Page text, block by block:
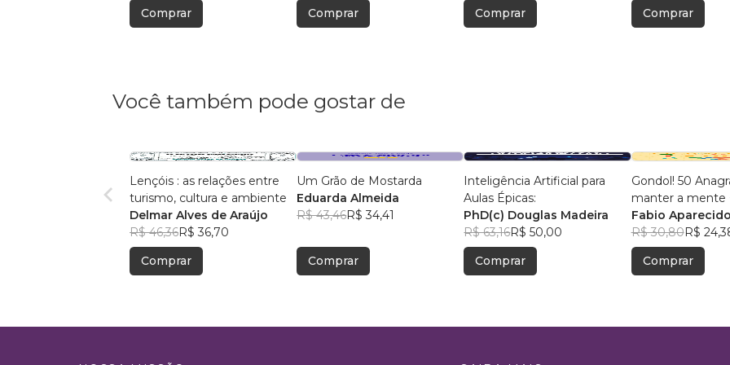
Comprar
Comprar
Comprar
Comprar
Você também pode gostar de
Lençóis : as relações entre
turismo, cultura e ambiente
Delmar Alves de Araújo
R$ 46,36R$ 36,70
Comprar
Um Grão de Mostarda
Eduarda Almeida
R$ 43,46R$ 34,41
Comprar
Inteligência Artificial para
Aulas Épicas:
PhD(c) Douglas Madeira
R$ 63,16R$ 50,00
Comprar
Gondol! 50
manter a mente
Fabio
R$ 30,80R$
Comprar